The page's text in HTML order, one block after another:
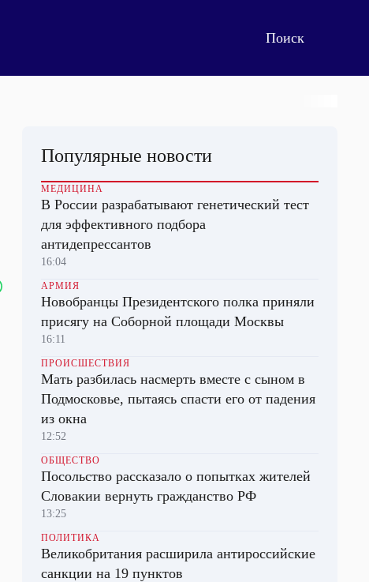
Популярные новости
МЕДИЦИНА
В России разрабатывают генетический тест
для эффективного подбора
антидепрессантов
16:04
АРМИЯ
Новобранцы Президентского полка приняли
присягу на Соборной площади Москвы
16:11
ПРОИСШЕСТВИЯ
Мать разбилась насмерть вместе с сыном в
Подмосковье, пытаясь спасти его от падения
из окна
12:52
ОБЩЕСТВО
Посольство рассказало о попытках жителей
Словакии вернуть гражданство РФ
13:25
ПОЛИТИКА
Великобритания расширила антироссийские
санкции на 19 пунктов